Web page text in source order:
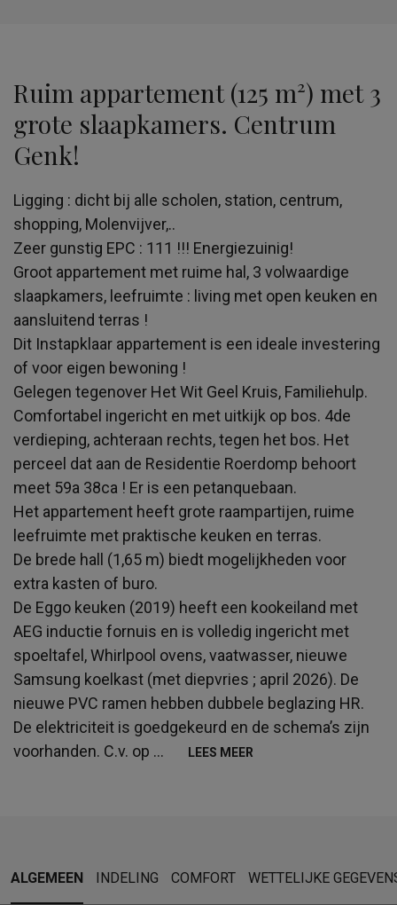
Ruim appartement (125 m²) met 3
grote slaapkamers. Centrum
Genk!
Ligging : dicht bij alle scholen, station, centrum,
shopping, Molenvijver,..
Zeer gunstig EPC : 111 !!! Energiezuinig!
Groot appartement met ruime hal, 3 volwaardige
slaapkamers, leefruimte : living met open keuken en
aansluitend terras !
Dit Instapklaar appartement is een ideale investering
of voor eigen bewoning !
Gelegen tegenover Het Wit Geel Kruis, Familiehulp.
Comfortabel ingericht en met uitkijk op bos. 4de
verdieping, achteraan rechts, tegen het bos. Het
perceel dat aan de Residentie Roerdomp behoort
meet 59a 38ca ! Er is een petanquebaan.
Het appartement heeft grote raampartijen, ruime
leefruimte met praktische keuken en terras.
De brede hall (1,65 m) biedt mogelijkheden voor
extra kasten of buro.
De Eggo keuken (2019) heeft een kookeiland met
AEG inductie fornuis en is volledig ingericht met
spoeltafel, Whirlpool ovens, vaatwasser, nieuwe
Samsung koelkast (met diepvries ; april 2026). De
nieuwe PVC ramen hebben dubbele beglazing HR.
De elektriciteit is goedgekeurd en de schema’s zijn
voorhanden. C.v. op ... LEES MEER
ALGEMEEN INDELING COMFORT WETTELIJKE